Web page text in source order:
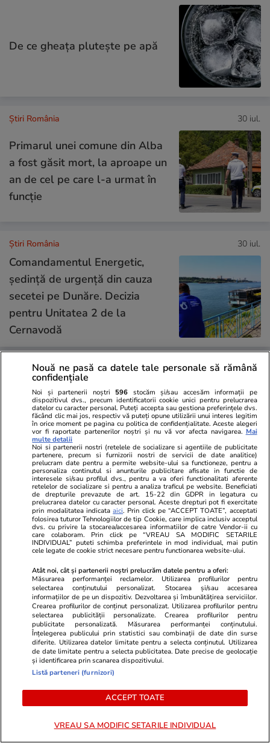
De ce gheața plutește pe apă
Știri România 30 iul.
Primarul unei comune din Alba
a fost găsit mort, la aproape un
an de cel pe care l-a urmat în
funcție
Știri România 30 iul.
Comandamentul Energetic,
ședință de urgență din cauza
secetei pe Dunăre. Decizia
pentru Unitatea 2 de la
Cernavodă
Știri România 30 iul.
Tezaur descoperit în Prahova:
37 de monede romane de
argint și 5 brățări dacice găsite
în pădure, la Apostolache
Știri România 30 iul.
Pasajul Basarab din București
ar putea fi redeschis până când
începe școala. Primăria
lucrările se mută pe sensul
Grozăvești-Titulescu
30 iul.
Despre gândirea „îngust-
decizii
Nouă ne pasă ca datele tale personale să rămână
confidențiale
Noi și partenerii noștri 596 stocăm și/sau accesăm informații pe
dispozitivul dvs., precum identificatorii cookie unici pentru prelucrarea
datelor cu caracter personal. Puteți accepta sau gestiona preferințele dvs.
făcând clic mai jos, respectiv vă puteți opune utilizării unui interes legitim
în orice moment pe pagina cu politica de confidențialitate. Aceste alegeri
vor fi raportate partenerilor noștri și nu vă vor afecta navigarea. Mai
multe detalii
Noi si partenerii nostri (retelele de socializare si agentiile de publicitate
partenere, precum si furnizorii nostri de servicii de date analitice)
prelucram date pentru a permite website-ului sa functioneze, pentru a
personaliza continutul si anunturile publicitare afisate in functie de
interesele si/sau profilul dvs., pentru a va oferi functionalitati aferente
retelelor de socializare si pentru a analiza traficul pe website. Beneficiati
de drepturile prevazute de art. 15-22 din GDPR in legatura cu
prelucrarea datelor cu caracter personal. Aceste drepturi pot fi exercitate
prin modalitatea indicataaici. Prin click pe “ACCEPT TOATE”, acceptati
folosirea tuturor Tehnologiilor de tip Cookie, care implica inclusiv acceptul
dvs. cu privire la stocarea/accesarea informatiilor de catre Vendor-ii cu
care colaboram. Prin click pe “VREAU SA MODIFIC SETARILE
INDIVIDUAL” puteti schimba preferintele in mod individual, mai putin
cele legate de cookie strict necesare pentru functionarea website-ului.
Atât noi, cât și partenerii noștri prelucrăm datele pentru a oferi:
Măsurarea performanței reclamelor. Utilizarea profilurilor pentru
selectarea conținutului personalizat. Stocarea și/sau accesarea
informațiilor de pe un dispozitiv. Dezvoltarea și îmbunătățirea serviciilor.
Crearea profilurilor de conținut personalizat. Utilizarea profilurilor pentru
selectarea publicității personalizate. Crearea profilurilor pentru
publicitate personalizată. Măsurarea performanței conținutului.
Înțelegerea publicului prin statistici sau combinații de date din surse
diferite. Utilizarea datelor limitate pentru a selecta conținutul. Utilizarea
de date limitate pentru a selecta publicitatea. Date precise de geolocație
și identificarea prin scanarea dispozitivului.
Listă parteneri (furnizori)
ACCEPT TOATE
VREAU SA MODIFIC SETARILE INDIVIDUAL